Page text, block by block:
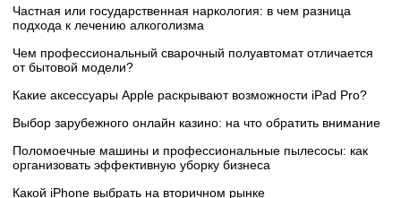
Частная или государственная наркология: в чем разница
подхода к лечению алкоголизма
Чем профессиональный сварочный полуавтомат отличается
от бытовой модели?
Какие аксессуары Apple раскрывают возможности iPad Pro?
Выбор зарубежного онлайн казино: на что обратить внимание
Поломоечные машины и профессиональные пылесосы: как
организовать эффективную уборку бизнеса
Какой iPhone выбрать на вторичном рынке